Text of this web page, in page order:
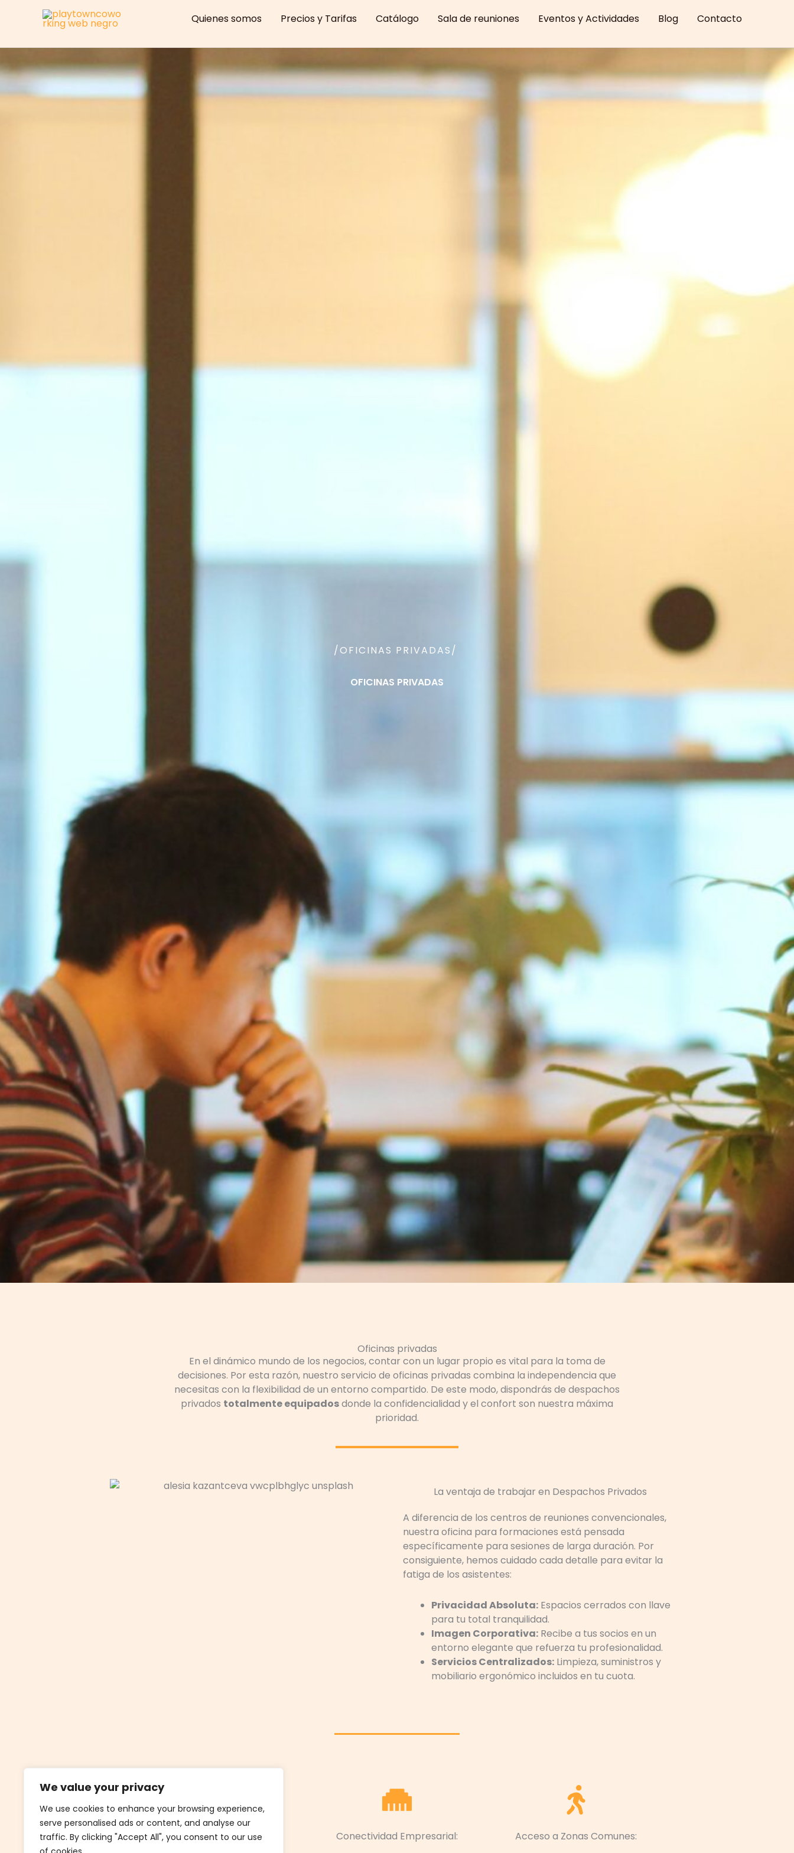
We value your privacy
We use cookies to enhance your browsing experience,
serve personalised ads or content, and analyse our
traffic. By clicking "Accept All", you consent to our use
Quienes somos Precios y Tarifas Catálogo Sala de reuniones Eventos y Actividades Blog Contacto
/OFICINAS PRIVADAS/
OFICINAS PRIVADAS
Oficinas privadas
En el dinámico mundo de los negocios, contar con un lugar propio es vital para la toma de
decisiones. Por esta razón, nuestro servicio de oficinas privadas combina la independencia que
necesitas con la flexibilidad de un entorno compartido. De este modo, dispondrás de despachos
privados totalmente equipadosdonde la confidencialidad y el confort son nuestra máxima
prioridad.
La ventaja de trabajar en Despachos Privados
A diferencia de los centros de reuniones convencionales,
nuestra oficina para formaciones está pensada
específicamente para sesiones de larga duración. Por
consiguiente, hemos cuidado cada detalle para evitar la
fatiga de los asistentes:
Privacidad Absoluta: Espacios cerrados con llave
para tu total tranquilidad.
Imagen Corporativa: Recibe a tus socios en un
entorno elegante que refuerza tu profesionalidad.
Servicios Centralizados: Limpieza, suministros y
mobiliario ergonómico incluidos en tu cuota.
Recepción de Visitas: Conectividad Empresarial: Acceso a Zonas Comunes: